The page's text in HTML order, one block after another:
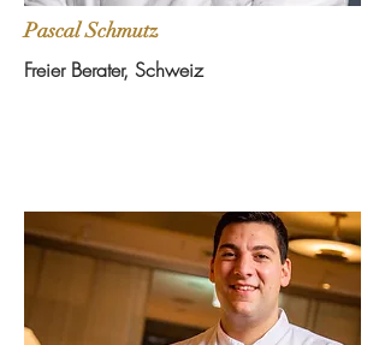
Pascal Schmutz
Freier Berater, Schweiz